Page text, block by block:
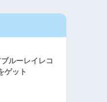
ルーレイレコ
ゲット